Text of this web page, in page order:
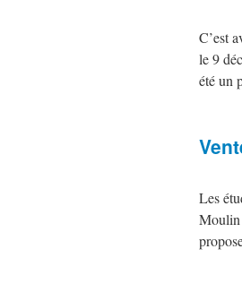
C’est
le 9
été un
Les
Moulin